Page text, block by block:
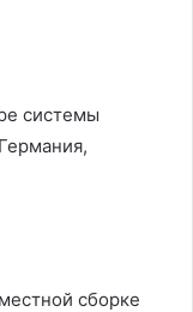
системы
сборке